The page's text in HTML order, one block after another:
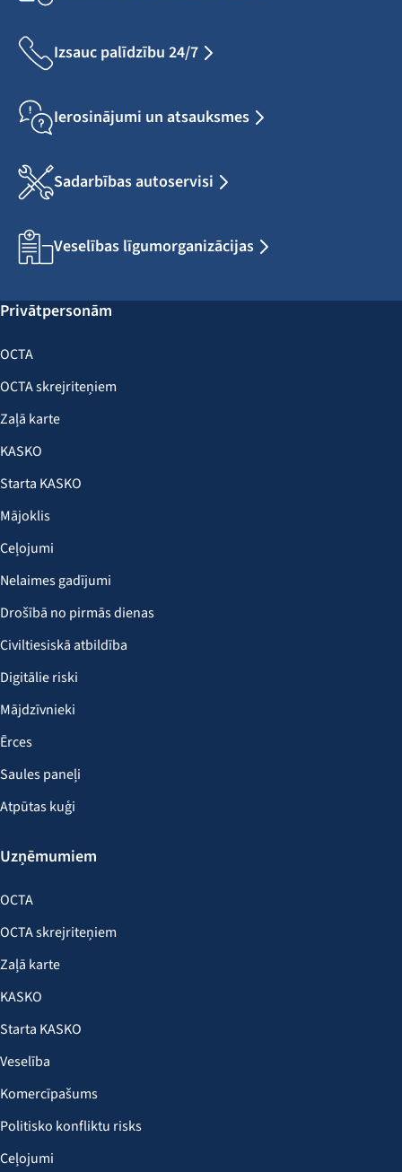
Izsauc palīdzību 24/7
Ierosinājumi un atsauksmes
Sadarbības autoservisi
Veselības līgumorganizācijas
Privātpersonām
OCTA
OCTA skrejriteņiem
Zaļā karte
KASKO
Starta KASKO
Mājoklis
Ceļojumi
Nelaimes gadījumi
Drošībā no pirmās dienas
Civiltiesiskā atbildība
Digitālie riski
Mājdzīvnieki
Ērces
Saules paneļi
Atpūtas kuģi
Uzņēmumiem
OCTA
OCTA skrejriteņiem
Zaļā karte
KASKO
Starta KASKO
Veselība
Komercīpašums
Politisko konfliktu risks
Ceļojumi